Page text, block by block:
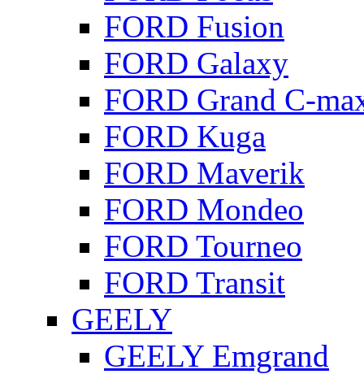
FORD Fusion
FORD Galaxy
FORD Grand C-
FORD Kuga
FORD Maverik
FORD Mondeo
FORD Tourneo
FORD Transit
GEELY
GEELY Emgrand